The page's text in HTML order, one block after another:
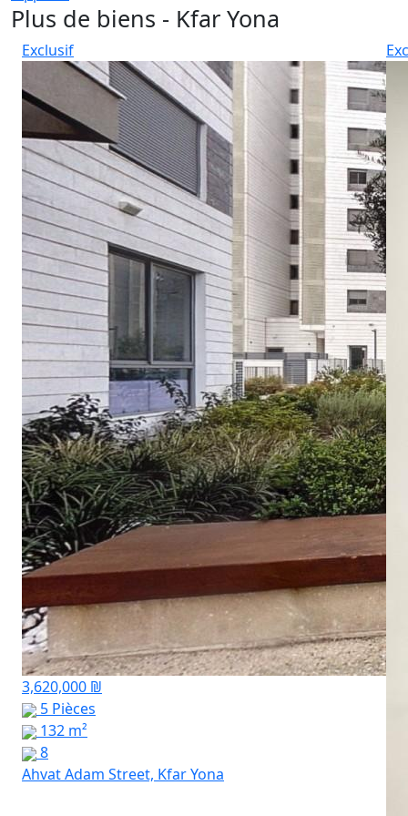
Plus de biens - Kfar Yona
Exclusif
3,620,000 ₪
5 Pièces
132 m²
8
Ahvat Adam Street, Kfar Yona